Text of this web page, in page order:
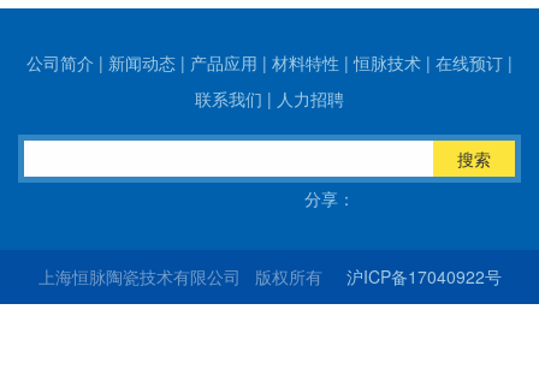
公司简介 | 新闻动态 | 产品应用 | 材料特性 |恒脉技术 | 在线预订 |
联系我们 | 人力招聘
搜索
分享：
上海恒脉陶瓷技术有限公司 版权所有 沪ICP备17040922号